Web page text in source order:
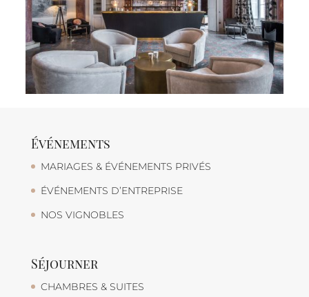
Événements
MARIAGES & ÉVÉNEMENTS PRIVÉS
ÉVÉNEMENTS D’ENTREPRISE
NOS VIGNOBLES
Séjourner
CHAMBRES & SUITES